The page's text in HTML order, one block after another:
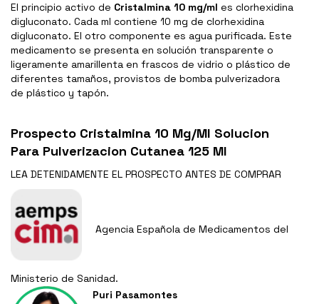
El principio activo de Cristalmina 10 mg/ml es clorhexidina
digluconato. Cada ml contiene 10 mg de clorhexidina
digluconato. El otro componente es agua purificada. Este
medicamento se presenta en solución transparente o
ligeramente amarillenta en frascos de vidrio o plástico de
diferentes tamaños, provistos de bomba pulverizadora
de plástico y tapón.
Prospecto Cristalmina 10 Mg/Ml Solucion
Para Pulverizacion Cutanea 125 Ml
LEA DETENIDAMENTE EL PROSPECTO ANTES DE COMPRAR
Agencia Española de Medicamentos del
Ministerio de Sanidad.
Puri Pasamontes